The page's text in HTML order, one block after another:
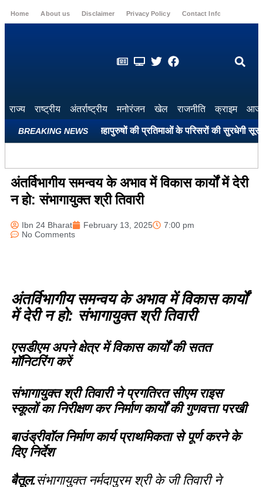
Home About us Disclaimer Privacy Policy Contact Info
राज्य राष्ट्रीय अंतर्राष्ट्रीय मनोरंजन खेल राजनीति क्राइम आज
BREAKING NEWS
शहीद स्मारकों और महापुरुषों की प्रतिमाओं के परिसरों की सुरधेगी सूरत:
अंतर्विभागीय समन्वय के अभाव में विकास कार्यों में देरी
न हो: संभागायुक्त श्री तिवारी
Ibn 24 Bharat February 13, 2025
7:00 pm
No Comments
अंतर्विभागीय समन्वय के अभाव में विकास कार्यों
में देरी न हो: संभागायुक्त श्री तिवारी
एसडीएम अपने क्षेत्र में विकास कार्यों की सतत
मॉनिटरिंग करें
संभागायुक्त श्री तिवारी ने प्रगतिरत सीएम राइस
स्कूलों का निरीक्षण कर निर्माण कार्यों की गुणवत्ता परखी
बाउंड्रीवॉल निर्माण कार्य प्राथमिकता से पूर्ण करने के
दिए निर्देश
बैतूल.संभागायुक्त नर्मदापुरम श्री के जी तिवारी ने